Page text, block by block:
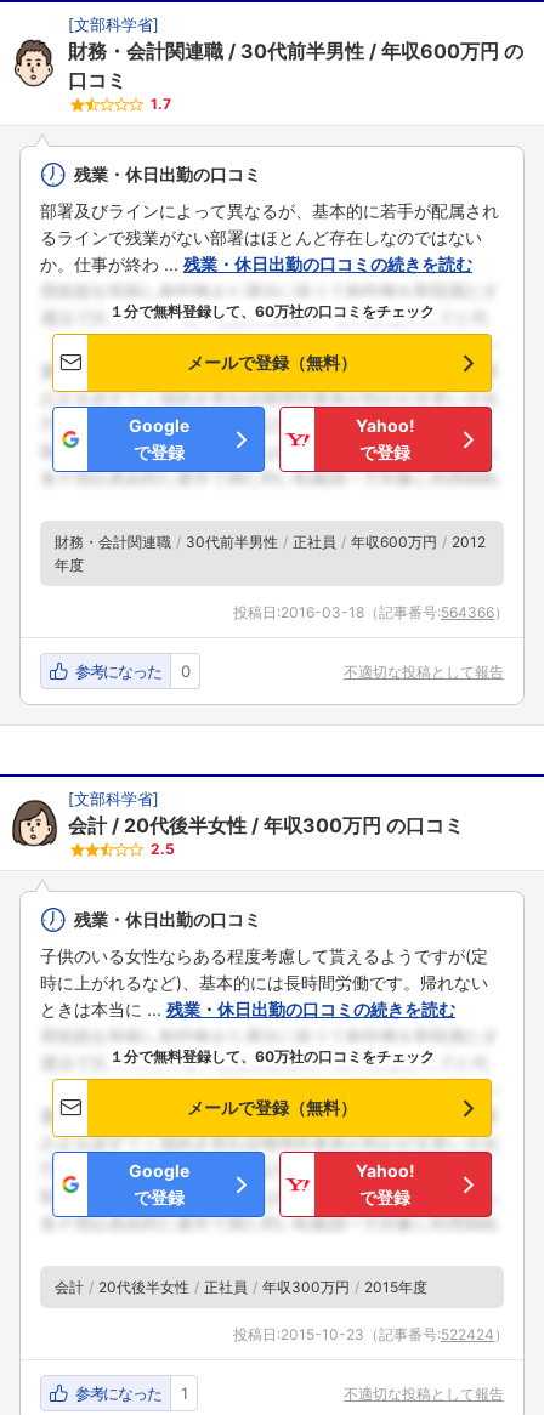
[文部科学省]
財務・会計関連職 30代前半男性 年収600万円 の
口コミ
1.7
残業・休日出勤の口コミ
部署及びラインによって異なるが、基本的に若手が配属され
るラインで残業がない部署はほとんど存在しなのではない
か。仕事が終わ ... 残業・休日出勤の口コミの続きを読む
１分で無料登録して、60万社の口コミをチェック
メールで登録（無料）
Google
で登録
Yahoo!
で登録
財務・会計関連職 30代前半男性 正社員 年収600万円
2012
年度
投稿日:2016-03-18 （記事番号:564366）
参考になった 0 不適切な投稿として報告
[文部科学省]
会計 20代後半女性 年収300万円 の口コミ
2.5
残業・休日出勤の口コミ
子供のいる女性ならある程度考慮して貰えるようですが(定
時に上がれるなど)、基本的には長時間労働です。帰れない
ときは本当に ... 残業・休日出勤の口コミの続きを読む
１分で無料登録して、60万社の口コミをチェック
メールで登録（無料）
Google
で登録
Yahoo!
で登録
会計 20代後半女性 正社員 年収300万円 2015年度
投稿日:2015-10-23 （記事番号:522424 ）
参考になった 1 不適切な投稿として報告